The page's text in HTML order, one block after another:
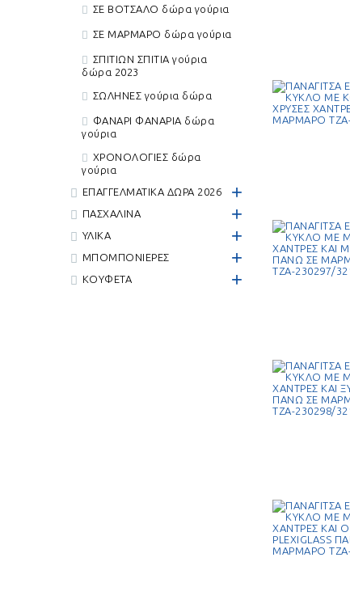
ΓΥΑΛΙΝΕΣ ΓΙΑ
ΜΑΓΝΗΤΑΚΙΑ ΓΙΑ
, ΣΤΟΛΙΣΜΟΎΣ ,
ΔΙΑΚΟΣΜΉΣΕΙΣ
ΓΑΜΟΣ - ΚΟΥΜΠΑΡΟΣ
ΚΗΡΟΣΤΑΤΕΣ ΔΑΠΕΔΟΥ
ΚΟΥΦΕΤΑ
ΣΕ ΒΟΤΣΑΛΟ δώρα γούρια
ΣΕ ΜΑΡΜΑΡΟ δώρα γούρια
ΣΠΙΤΙΩΝ ΣΠΙΤΙΑ γούρια
δώρα 2023
ΣΩΛΗΝΕΣ γούρια δώρα
ΦΑΝΑΡΙ ΦΑΝΑΡΙΑ δώρα
γούρια
ΧΡΟΝΟΛΟΓΙΕΣ δώρα
γούρια
ΕΠΑΓΓΕΛΜΑΤΙΚΑ ΔΩΡΑ 2026
+
ΠΑΣΧΑΛΙΝΑ +
ΥΛΙΚΑ +
ΜΠΟΜΠΟΝΙΕΡΕΣ +
ΚΟΥΦΕΤΑ +